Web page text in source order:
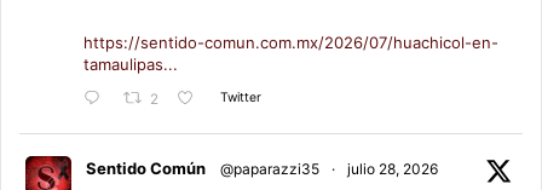
https://sentido-comun.com.mx/2026/07/huachicol-en-
tamaulipas...
2 Twitter
Sentido Común @paparazzi35 · julio 28, 2026